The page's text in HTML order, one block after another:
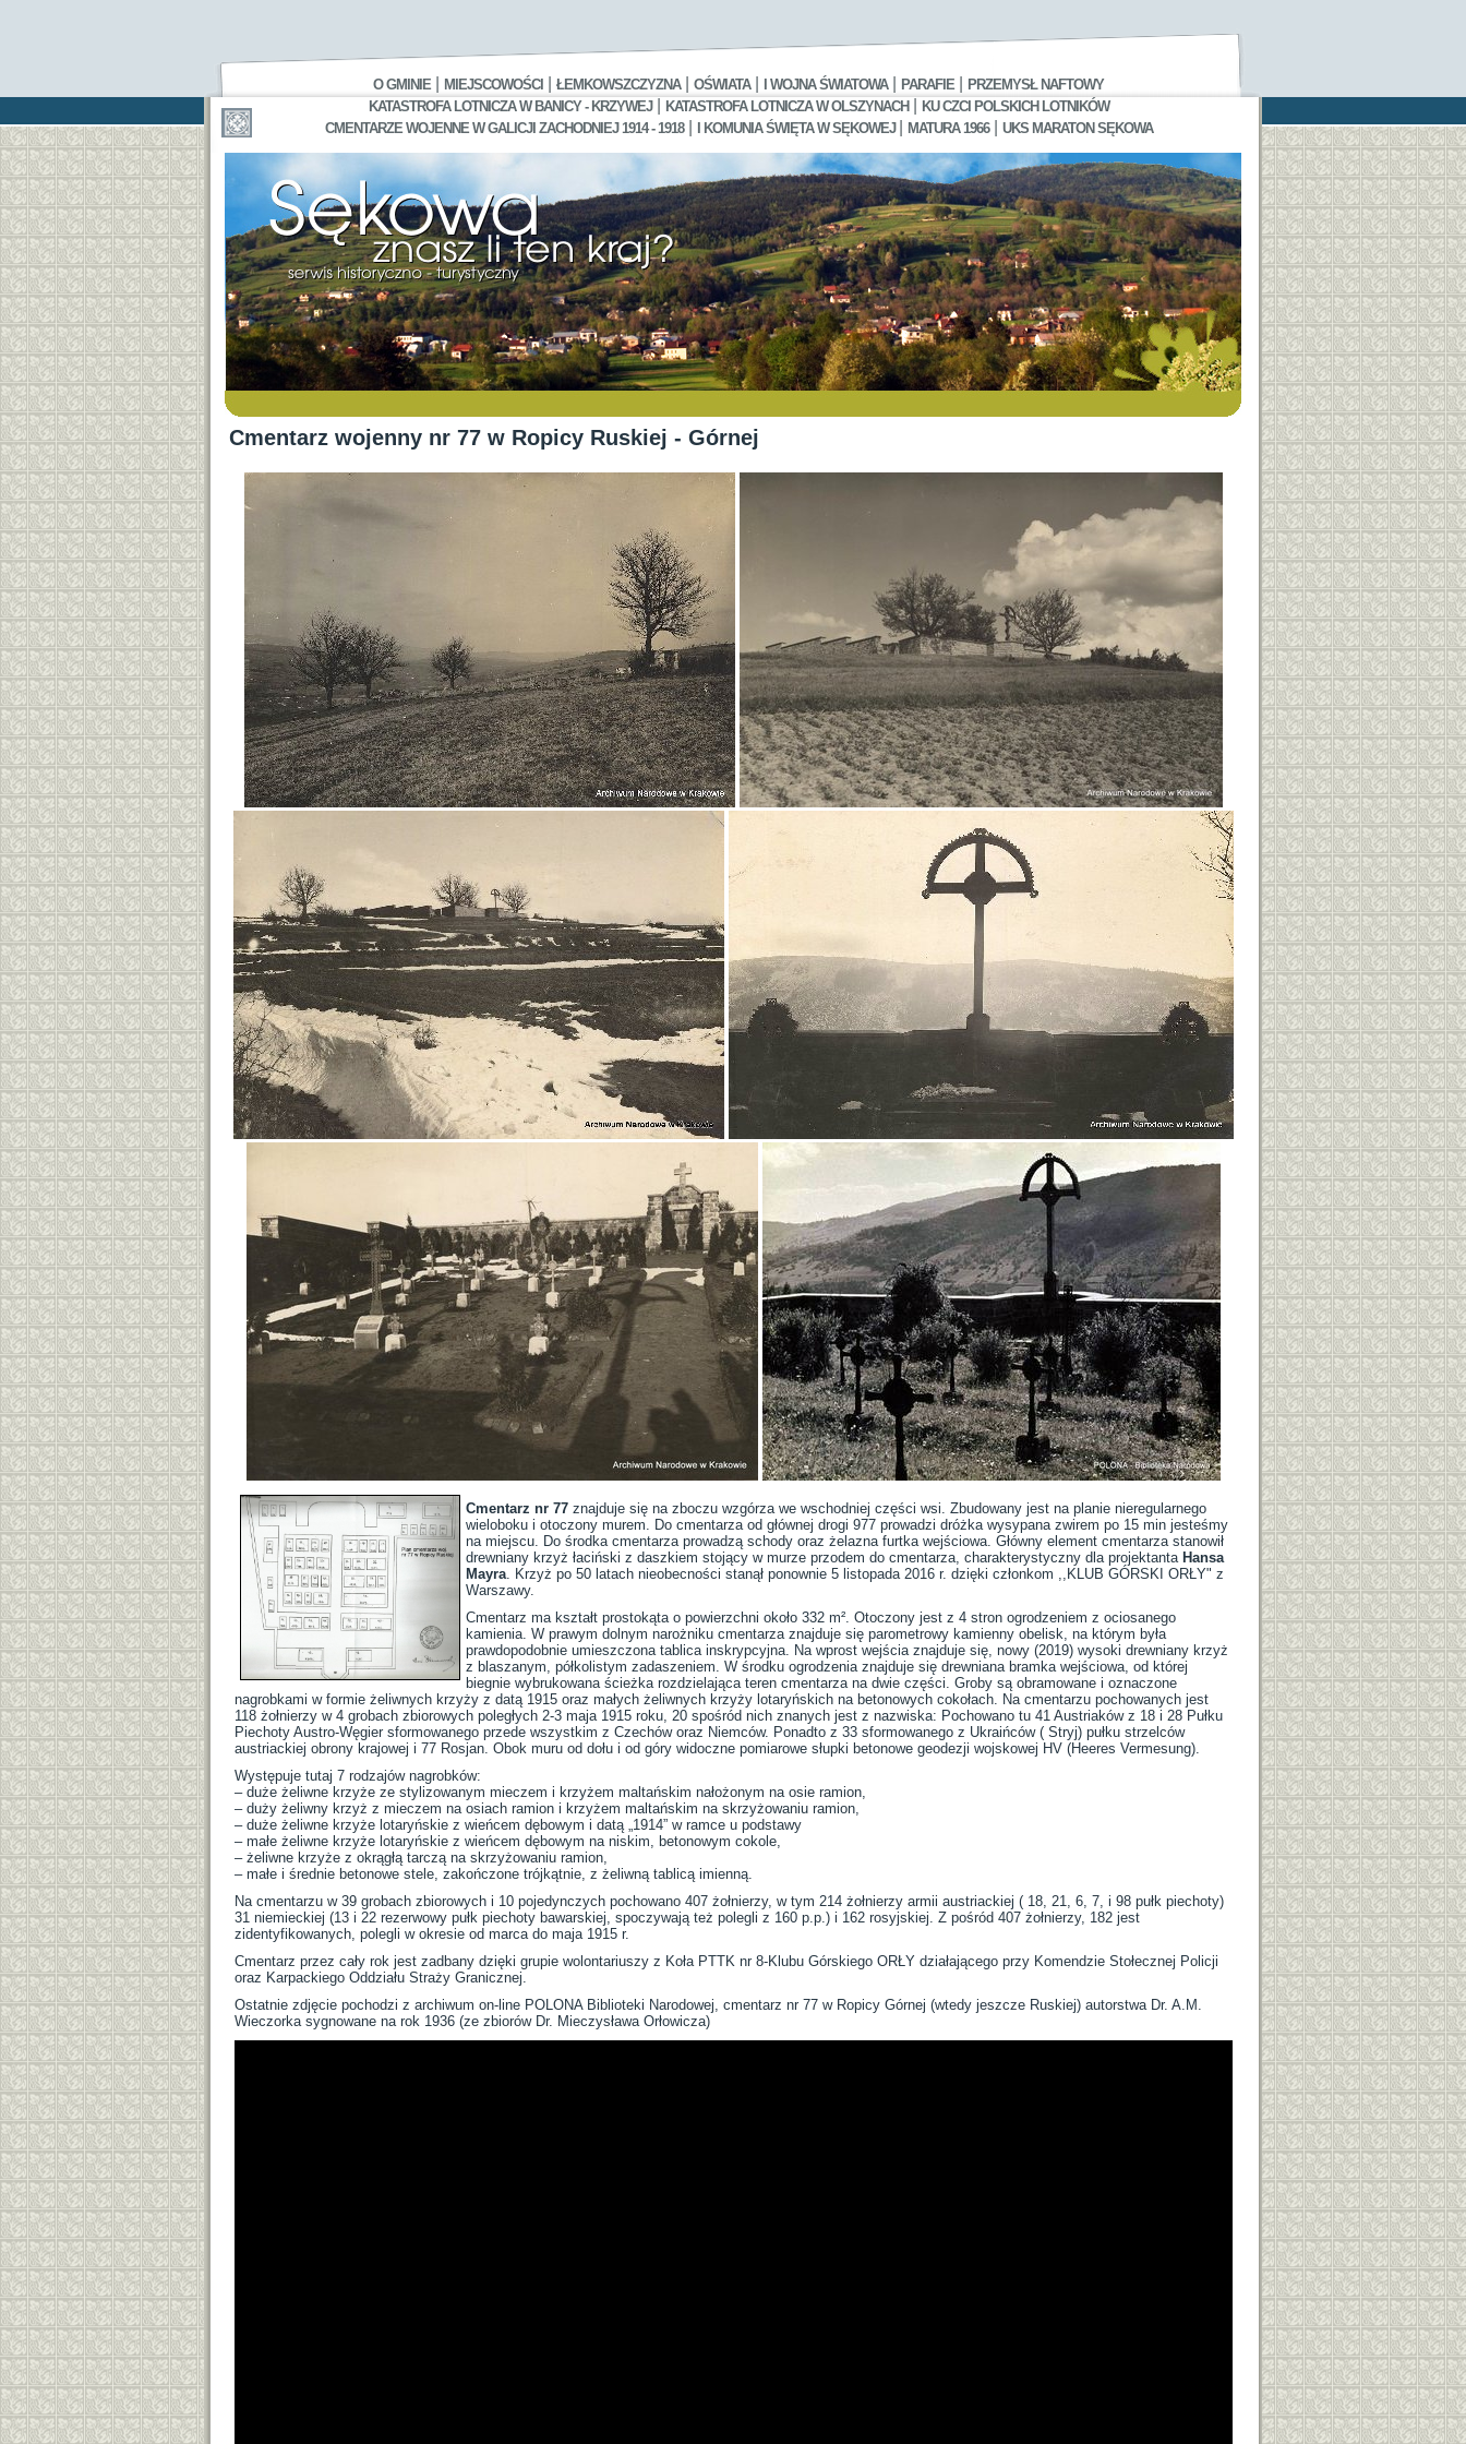
O GMINIE MIEJSCOWOŚCI ŁEMKOWSZCZYZNA| OŚWIATA| I WOJNA ŚWIATOWA| PARAFIE
PRZEMYSŁ NAFTOWY
KATASTROFA LOTNICZA W BANICY - KRZYWEJ| KATASTROFA LOTNICZA W OLSZYNACH|
KU CZCI POLSKICH LOTNIKÓW
CMENTARZE WOJENNE W GALICJI ZACHODNIEJ 1914 - 1918| I KOMUNIA ŚWIĘTA W SĘKOWEJ MATURA 1966| UKS MARATON SĘKOWA
Cmentarz wojenny nr 77 w Ropicy Ruskiej - Górnej
Cmentarz nr 77 znajduje się na zboczu wzgórza we wschodniej części wsi. Zbudowany jest na planie nieregularnego
wieloboku i otoczony murem. Do cmentarza od głównej drogi 977 prowadzi dróżka wysypana zwirem po 15 min jesteśmy
na miejscu. Do środka cmentarza prowadzą schody oraz żelazna furtka wejściowa. Główny element cmentarza stanowił
drewniany krzyż łaciński z daszkiem stojący w murze przodem do cmentarza, charakterystyczny dla projektanta Hansa
Mayra. Krzyż po 50 latach nieobecności stanął ponownie 5 listopada 2016 r. dzięki członkom ,,KLUB GÓRSKI ORŁY" z
Warszawy.
Cmentarz ma kształt prostokąta o powierzchni około 332 m². Otoczony jest z 4 stron ogrodzeniem z ociosanego
kamienia. W prawym dolnym narożniku cmentarza znajduje się parometrowy kamienny obelisk, na którym była
prawdopodobnie umieszczona tablica inskrypcyjna. Na wprost wejścia znajduje się, nowy (2019) wysoki drewniany krzyż
z blaszanym, półkolistym zadaszeniem. W środku ogrodzenia znajduje się drewniana bramka wejściowa, od której
biegnie wybrukowana ścieżka rozdzielająca teren cmentarza na dwie części. Groby są obramowane i oznaczone
nagrobkami w formie żeliwnych krzyży z datą 1915 oraz małych żeliwnych krzyży lotaryńskich na betonowych cokołach. Na cmentarzu pochowanych jest
118 żołnierzy w 4 grobach zbiorowych poległych 2-3 maja 1915 roku, 20 spośród nich znanych jest z nazwiska: Pochowano tu 41 Austriaków z 18 i 28 Pułku
Piechoty Austro-Węgier sformowanego przede wszystkim z Czechów oraz Niemców. Ponadto z 33 sformowanego z Ukraińców ( Stryj) pułku strzelców
austriackiej obrony krajowej i 77 Rosjan. Obok muru od dołu i od góry widoczne pomiarowe słupki betonowe geodezji wojskowej HV (Heeres Vermesung).
Występuje tutaj 7 rodzajów nagrobków:
– duże żeliwne krzyże ze stylizowanym mieczem i krzyżem maltańskim nałożonym na osie ramion,
– duży żeliwny krzyż z mieczem na osiach ramion i krzyżem maltańskim na skrzyżowaniu ramion,
– duże żeliwne krzyże lotaryńskie z wieńcem dębowym i datą „1914” w ramce u podstawy
– małe żeliwne krzyże lotaryńskie z wieńcem dębowym na niskim, betonowym cokole,
– żeliwne krzyże z okrągłą tarczą na skrzyżowaniu ramion,
– małe i średnie betonowe stele, zakończone trójkątnie, z żeliwną tablicą imienną.
Na cmentarzu w 39 grobach zbiorowych i 10 pojedynczych pochowano 407 żołnierzy, w tym 214 żołnierzy armii austriackiej ( 18, 21, 6, 7, i 98 pułk piechoty)
31 niemieckiej (13 i 22 rezerwowy pułk piechoty bawarskiej, spoczywają też polegli z 160 p.p.) i 162 rosyjskiej. Z pośród 407 żołnierzy, 182 jest
zidentyfikowanych, polegli w okresie od marca do maja 1915 r.
Cmentarz przez cały rok jest zadbany dzięki grupie wolontariuszy z Koła PTTK nr 8-Klubu Górskiego ORŁY działającego przy Komendzie Stołecznej Policji
oraz Karpackiego Oddziału Straży Granicznej.
Ostatnie zdjęcie pochodzi z archiwum on-line POLONA Biblioteki Narodowej, cmentarz nr 77 w Ropicy Górnej (wtedy jeszcze Ruskiej) autorstwa Dr. A.M.
Wieczorka sygnowane na rok 1936 (ze zbiorów Dr. Mieczysława Orłowicza)